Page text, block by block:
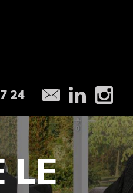
24
LE